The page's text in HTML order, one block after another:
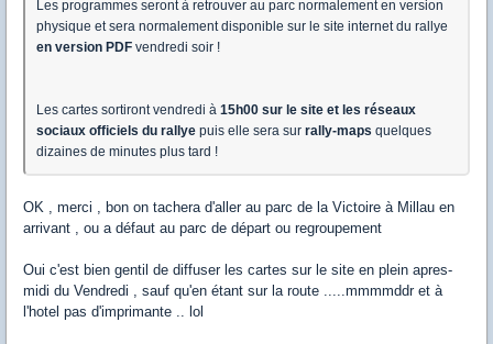
Les programmes seront à retrouver au parc normalement en version
physique et sera normalement disponible sur le site internet du rallye
en version PDF vendredi soir !
Les cartes sortiront vendredi à 15h00 sur le site et les réseaux
sociaux officiels du rallye puis elle sera sur rally-maps quelques
dizaines de minutes plus tard !
OK , merci , bon on tachera d'aller au parc de la Victoire à Millau en
arrivant , ou a défaut au parc de départ ou regroupement
Oui c'est bien gentil de diffuser les cartes sur le site en plein apres-
midi du Vendredi , sauf qu'en étant sur la route .....mmmmddr et à
l'hotel pas d'imprimante .. lol